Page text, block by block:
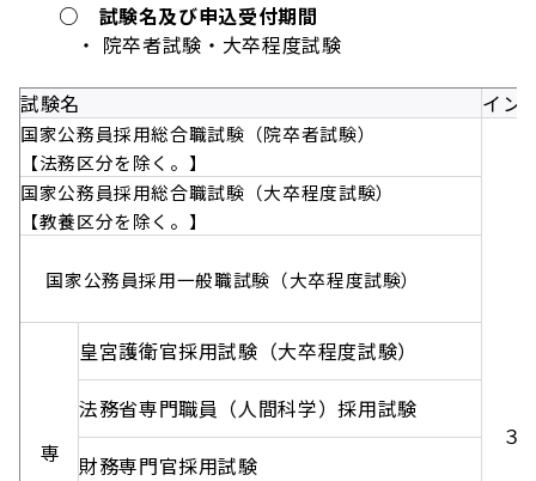
○ 試験名及び申込受付期間
・ 院卒者試験・大卒程度試験
試験名 イン
国家公務員採用総合職試験（院卒者試験）
【法務区分を除く。】
３
国家公務員採用総合職試験（大卒程度試験）
【教養区分を除く。】
国家公務員採用一般職試験（大卒程度試験）
専
皇宮護衛官採用試験（大卒程度試験）
法務省専門職員（人間科学）採用試験
財務専門官採用試験